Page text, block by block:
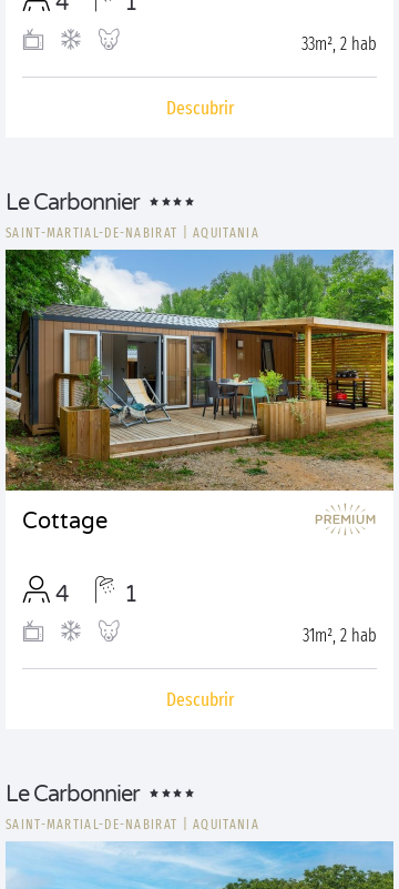
33m², 2 hab
Descubrir
Le Carbonnier
SAINT-MARTIAL-DE-NABIRAT |AQUITANIA
Cottage
4 1
31m², 2 hab
Descubrir
Le Carbonnier
SAINT-MARTIAL-DE-NABIRAT |AQUITANIA